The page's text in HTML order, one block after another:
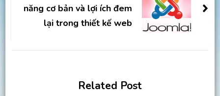
năng cơ bản và lợi ích đem
lại trong thiết kế web
Related Post